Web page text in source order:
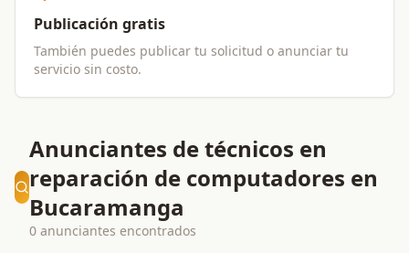
Publicación gratis
También puedes publicar tu solicitud o anunciar tu
servicio sin costo.
Anunciantes de técnicos en
reparación de computadores en
Bucaramanga
0 anunciantes encontrados